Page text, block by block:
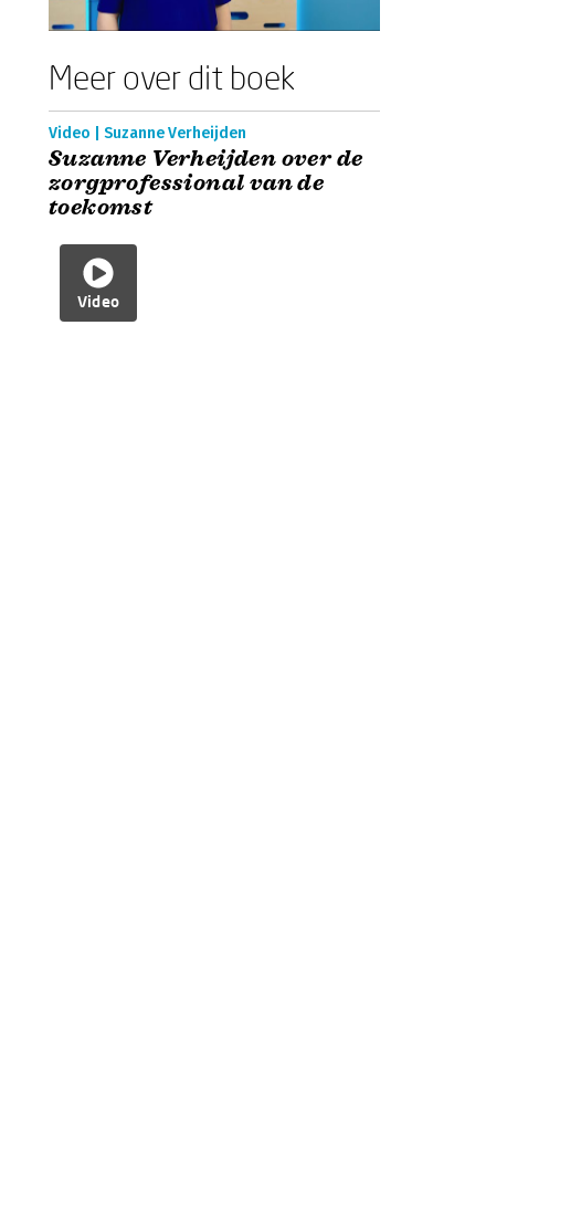
Meer over dit boek
Video | Suzanne Verheijden
Suzanne Verheijden over de
zorgprofessional van de
toekomst
Video